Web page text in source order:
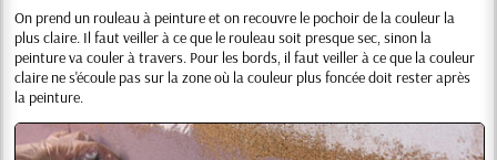
On prend un rouleau à peinture et on recouvre le pochoir de la couleur la
plus claire. Il faut veiller à ce que le rouleau soit presque sec, sinon la
peinture va couler à travers. Pour les bords, il faut veiller à ce que la couleur
claire ne s'écoule pas sur la zone où la couleur plus foncée doit rester après
la peinture.